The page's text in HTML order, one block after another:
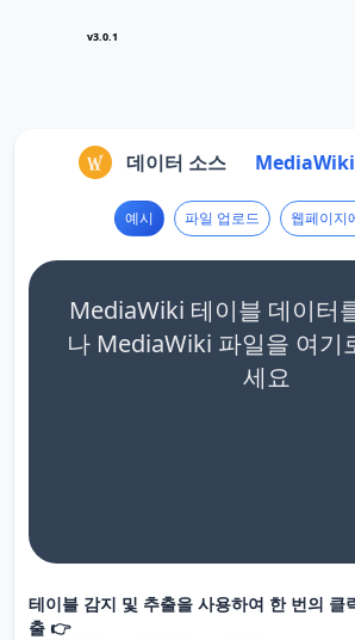
v3.0.1
데이터 소스
예시 파일 업로드 웹페이지
MediaWiki 테이블 데이터
나 MediaWiki 파일을 여기
세요
테이블 감지 및 추출을 사용하여 한 번의 클
출 👉